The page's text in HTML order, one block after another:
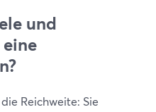
und
Reichweite: Sie